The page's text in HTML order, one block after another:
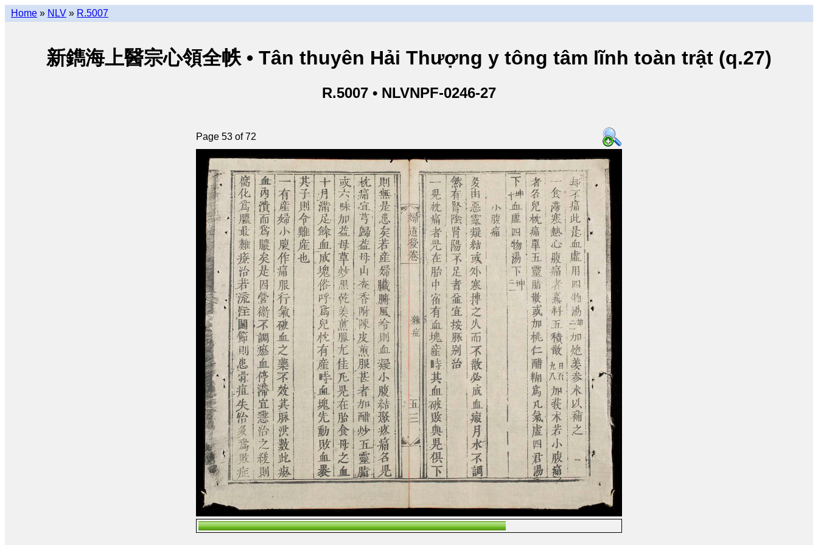
Home » NLV » R.5007
新鐫海上醫宗心領全帙 • Tân thuyên Hải Thượng y tông tâm lĩnh toàn trật (q.27)
R.5007 • NLVNPF-0246-27
Page 53 of 72